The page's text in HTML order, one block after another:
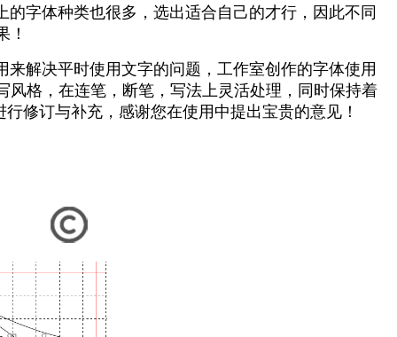
字体种类也很多，选出适合自己的才行，因此不同
！
解决平时使用文字的问题，工作室创作的字体使用
格，在连笔，断笔，写法上灵活处理，同时保持着
修订与补充，感谢您在使用中提出宝贵的意见！